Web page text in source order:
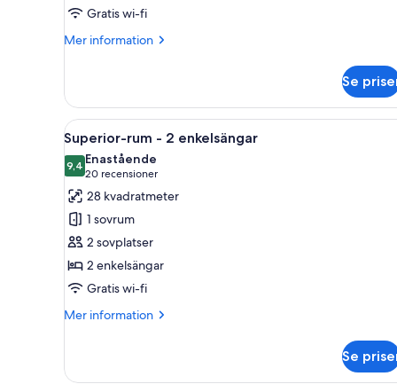
Gratis wi-fi
Mer information
Mer
Se
Öppna
alla
foton
för
Superior-
rum
-
2
enkelsängar
Ett hotellrum med två
8
Superior-rum - 2 enkelsängar
9,49,4 av 10
Enastående
20 recensioner
(20 recensioner)
28 kvadratmeter
1 sovrum
2 sovplatser
2 enkelsängar
Gratis wi-fi
Mer information
Mer
rum
Se